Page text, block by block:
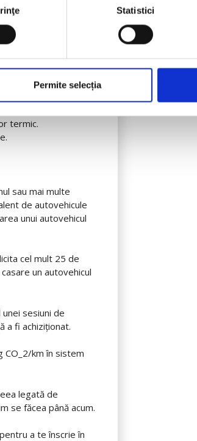
Statistici
Permite selecția
termic.
sau mai multe
de autovehicule
unui autovehicul
cel mult 25 de
un autovehicul
sesiuni de
a fi achiziţionat.
km în sistem
legată de
se făcea până acum.
a te înscrie în